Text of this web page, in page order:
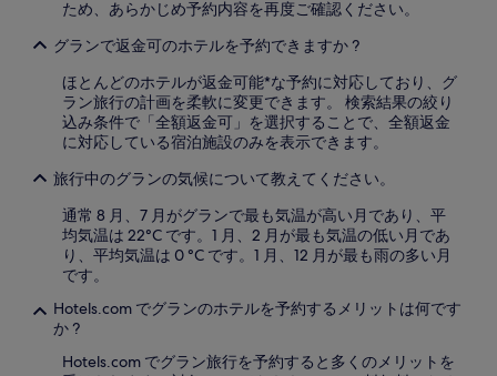
ため、あらかじめ予約内容を再度ご確認ください。
グランで返金可のホテルを予約できますか ?
ほとんどのホテルが返金可能*な予約に対応しており、グ
ラン旅行の計画を柔軟に変更できます。 検索結果の絞り
込み条件で「全額返金可」を選択することで、全額返金
に対応している宿泊施設のみを表示できます。
旅行中のグランの気候について教えてください。
通常 8 月、7 月がグランで最も気温が高い月であり、平
均気温は 22°C です。1 月、2 月が最も気温の低い月であ
り、平均気温は 0 °C です。1 月、12 月が最も雨の多い月
です。
Hotels.com でグランのホテルを予約するメリットは何です
か ?
Hotels.com でグラン旅行を予約すると多くのメリットを